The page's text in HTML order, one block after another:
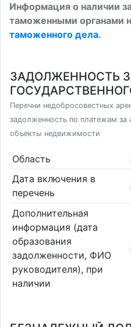
Информация о наличии
таможенными органами
таможенного дела.
ЗАДОЛЖЕННОСТЬ
Перечни недобросовестных
задолженность по платежам за
объекты недвижимости
Область
Дата включения в
перечень
Дополнительная
информация (дата
образования
задолженности, ФИО
руководителя), при
наличии